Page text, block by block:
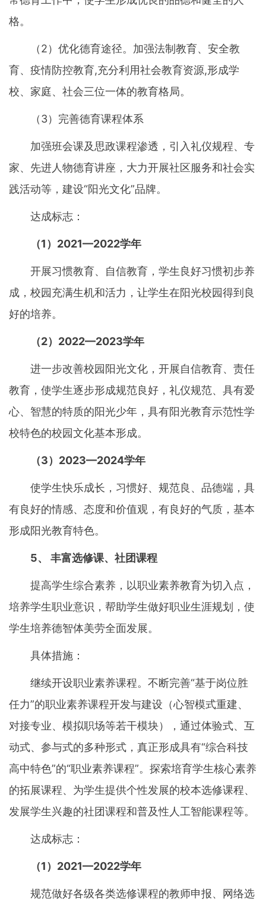
格。
（2）优化德育途径。加强法制教育、安全教
育、疫情防控教育,充分利用社会教育资源,形成学
校、家庭、社会三位一体的教育格局。
（3）完善德育课程体系
加强班会课及思政课程渗透，引入礼仪规程、专
家、先进人物德育讲座，大力开展社区服务和社会实
践活动等，建设“阳光文化”品牌。
达成标志：
（1）2021—2022学年
开展习惯教育、自信教育，学生良好习惯初步养
成，校园充满生机和活力，让学生在阳光校园得到良
好的培养。
（2）2022—2023学年
进一步改善校园阳光文化，开展自信教育、责任
教育，使学生逐步形成规范良好，礼仪规范、具有爱
心、智慧的特质的阳光少年，具有阳光教育示范性学
校特色的校园文化基本形成。
（3）2023—2024学年
使学生快乐成长，习惯好、规范良、品德端，具
有良好的情感、态度和价值观，有良好的气质，基本
形成阳光教育特色。
5、 丰富选修课、社团课程
提高学生综合素养，以职业素养教育为切入点，
培养学生职业意识，帮助学生做好职业生涯规划，使
学生培养德智体美劳全面发展。
具体措施：
继续开设职业素养课程。不断完善“基于岗位胜
任力”的职业素养课程开发与建设（心智模式重建、
对接专业、模拟职场等若干模块），通过体验式、互
动式、参与式的多种形式，真正形成具有“综合科技
高中特色”的“职业素养课程”。探索培育学生核心素养
的拓展课程、为学生提供个性发展的校本选修课程、
发展学生兴趣的社团课程和普及性人工智能课程等。
达成标志：
（1）2021—2022学年
规范做好各级各类选修课程的教师申报、网络选